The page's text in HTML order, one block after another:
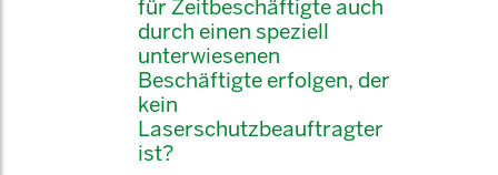
für Zeitbeschäftigte auch
durch einen speziell
unterwiesenen
Beschäftigte erfolgen, der
kein
Laserschutzbeauftragter
ist?